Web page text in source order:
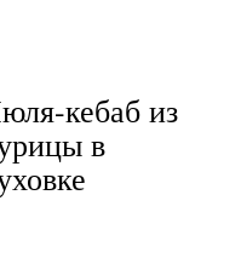
кебаб из
в